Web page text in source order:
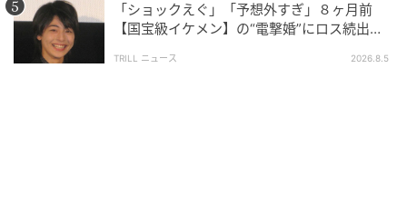
「ショックえぐ」「予想外すぎ」８ヶ月前
【国宝級イケメン】の“電撃婚”にロス続出！
TRILL ニュース 2026.8.5